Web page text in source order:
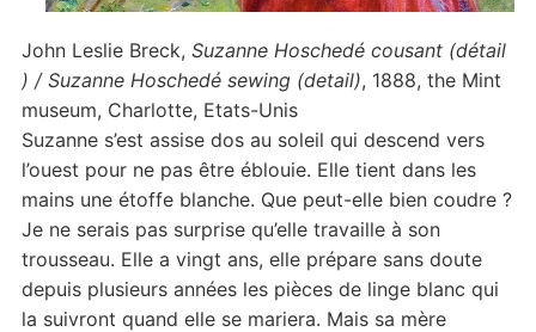
John Leslie Breck, Suzanne Hoschedé cousant (détail
) / Suzanne Hoschedé sewing (detail), 1888, the Mint
museum, Charlotte, Etats-Unis
Suzanne s’est assise dos au soleil qui descend vers
l’ouest pour ne pas être éblouie. Elle tient dans les
mains une étoffe blanche. Que peut-elle bien coudre ?
Je ne serais pas surprise qu’elle travaille à son
trousseau. Elle a vingt ans, elle prépare sans doute
depuis plusieurs années les pièces de linge blanc qui
la suivront quand elle se mariera. Mais sa mère